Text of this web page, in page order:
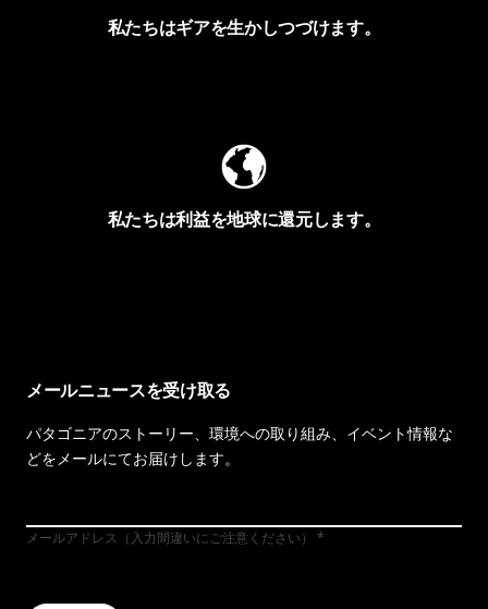
私たちはギアを生かしつづけます。
私たちは利益を地球に還元します。
メールニュースを受け取る
パタゴニアのストーリー、環境への取り組み、イベント情報な
どをメールにてお届けします。
メールアドレス（入力間違いにご注意ください）